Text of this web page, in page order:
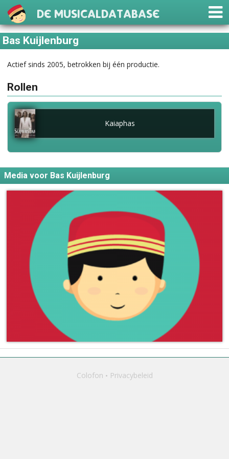
De Musicaldatabase
Bas Kuijlenburg
Actief sinds 2005, betrokken bij één productie.
Rollen
Kaiaphas
Media voor Bas Kuijlenburg
Colofon Privacybeleid